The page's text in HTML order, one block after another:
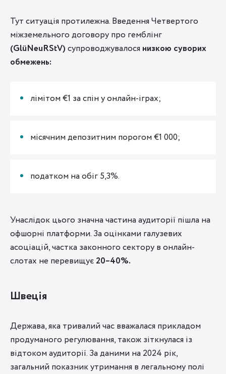
Тут ситуація протилежна. Введення Четвертого
міжземельного договору про гемблінг
(GlüNeuRStV) супроводжувалося низкою суворих
обмежень:
лімітом €1 за спін у онлайн-іграх;
місячним депозитним порогом €1 000;
податком на обіг 5,3%.
Унаслідок цього значна частина аудиторії пішла на
офшорні платформи. За оцінками галузевих
асоціацій, частка законного сектору в онлайн-
слотах не перевищує 20–40%.
Швеція
Держава, яка тривалий час вважалася прикладом
продуманого регулювання, також зіткнулася із
відтоком аудиторії. За даними на 2024 рік,
загальний показник утримання в легальному полі